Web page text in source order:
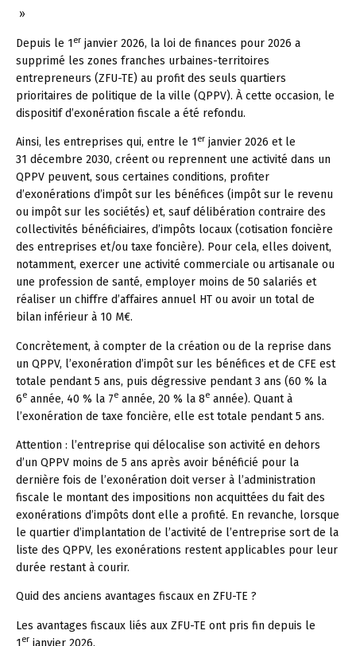
»
Depuis le 1er janvier 2026, la loi de finances pour 2026 a
supprimé les zones franches urbaines-territoires
entrepreneurs (ZFU-TE) au profit des seuls quartiers
prioritaires de politique de la ville (QPPV). À cette occasion, le
dispositif d’exonération fiscale a été refondu.
Ainsi, les entreprises qui, entre le 1er janvier 2026 et le
31 décembre 2030, créent ou reprennent une activité dans un
QPPV peuvent, sous certaines conditions, profiter
d’exonérations d’impôt sur les bénéfices (impôt sur le revenu
ou impôt sur les sociétés) et, sauf délibération contraire des
collectivités bénéficiaires, d’impôts locaux (cotisation foncière
des entreprises et/ou taxe foncière). Pour cela, elles doivent,
notamment, exercer une activité commerciale ou artisanale ou
une profession de santé, employer moins de 50 salariés et
réaliser un chiffre d’affaires annuel HT ou avoir un total de
bilan inférieur à 10 M€.
Concrètement, à compter de la création ou de la reprise dans
un QPPV, l’exonération d’impôt sur les bénéfices et de CFE est
totale pendant 5 ans, puis dégressive pendant 3 ans (60 % la
6e année, 40 % la 7e année, 20 % la 8e année). Quant à
l’exonération de taxe foncière, elle est totale pendant 5 ans.
Attention : l’entreprise qui délocalise son activité en dehors
d’un QPPV moins de 5 ans après avoir bénéficié pour la
dernière fois de l’exonération doit verser à l’administration
fiscale le montant des impositions non acquittées du fait des
exonérations d’impôts dont elle a profité. En revanche, lorsque
le quartier d’implantation de l’activité de l’entreprise sort de la
liste des QPPV, les exonérations restent applicables pour leur
durée restant à courir.
Quid des anciens avantages fiscaux en ZFU-TE ?
Les avantages fiscaux liés aux ZFU-TE ont pris fin depuis le
1er janvier 2026.